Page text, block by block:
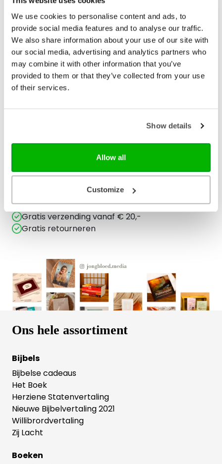
We use cookies to personalise content and ads, to
provide social media features and to analyse our traffic.
We also share information about your use of our site with
our social media, advertising and analytics partners who
may combine it with other information that you’ve
provided to them or that they’ve collected from your use
of their services.
Show details
Allow all
Customize
ISBN
9789085435839
Druk
1
Verschijningsdatum
2024-09-17
NUR-code
210
Falcke
Gareth Ryans
Aantal pagina's
96
Bezorging binnen 1–2 werkdagen
Gratis verzending vanaf € 20,-
Gratis retourneren
Ons hele assortiment
Bijbels
Bijbelse cadeaus
Het Boek
Herziene Statenvertaling
Nieuwe Bijbelvertaling 2021
Willibrordvertaling
Zij Lacht
Boeken